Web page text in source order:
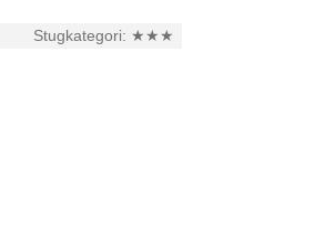
Stugkategori: ★★★